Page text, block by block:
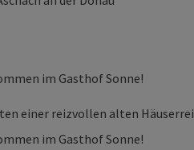
im Gasthof Sonne!
einer reizvollen alten
im Gasthof Sonne!